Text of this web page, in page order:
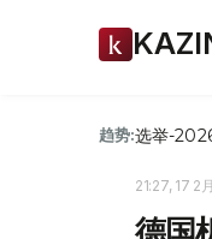
趋势:选举-
21:27, 17 2